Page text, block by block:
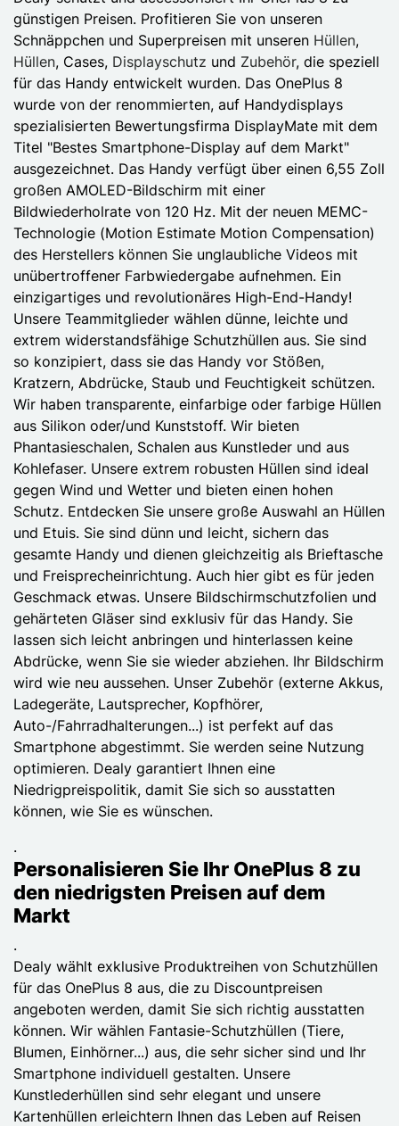
günstigen Preisen. Profitieren Sie von unseren
Schnäppchen und Superpreisen mit unseren Hüllen,
Hüllen, Cases, Displayschutz und Zubehör, die speziell
für das Handy entwickelt wurden. Das OnePlus 8
wurde von der renommierten, auf Handydisplays
spezialisierten Bewertungsfirma DisplayMate mit dem
Titel "Bestes Smartphone-Display auf dem Markt"
ausgezeichnet. Das Handy verfügt über einen 6,55 Zoll
großen AMOLED-Bildschirm mit einer
Bildwiederholrate von 120 Hz. Mit der neuen MEMC-
Technologie (Motion Estimate Motion Compensation)
des Herstellers können Sie unglaubliche Videos mit
unübertroffener Farbwiedergabe aufnehmen. Ein
einzigartiges und revolutionäres High-End-Handy!
Unsere Teammitglieder wählen dünne, leichte und
extrem widerstandsfähige Schutzhüllen aus. Sie sind
so konzipiert, dass sie das Handy vor Stößen,
Kratzern, Abdrücke, Staub und Feuchtigkeit schützen.
Wir haben transparente, einfarbige oder farbige Hüllen
aus Silikon oder/und Kunststoff. Wir bieten
Phantasieschalen, Schalen aus Kunstleder und aus
Kohlefaser. Unsere extrem robusten Hüllen sind ideal
gegen Wind und Wetter und bieten einen hohen
Schutz. Entdecken Sie unsere große Auswahl an Hüllen
und Etuis. Sie sind dünn und leicht, sichern das
gesamte Handy und dienen gleichzeitig als Brieftasche
und Freisprecheinrichtung. Auch hier gibt es für jeden
Geschmack etwas. Unsere Bildschirmschutzfolien und
gehärteten Gläser sind exklusiv für das Handy. Sie
lassen sich leicht anbringen und hinterlassen keine
Abdrücke, wenn Sie sie wieder abziehen. Ihr Bildschirm
wird wie neu aussehen. Unser Zubehör (externe Akkus,
Ladegeräte, Lautsprecher, Kopfhörer,
Auto-/Fahrradhalterungen...) ist perfekt auf das
Smartphone abgestimmt. Sie werden seine Nutzung
optimieren. Dealy garantiert Ihnen eine
Niedrigpreispolitik, damit Sie sich so ausstatten
können, wie Sie es wünschen.
.
Personalisieren Sie Ihr OnePlus 8 zu
den niedrigsten Preisen auf dem
Markt
.
Dealy wählt exklusive Produktreihen von Schutzhüllen
für das OnePlus 8 aus, die zu Discountpreisen
angeboten werden, damit Sie sich richtig ausstatten
können. Wir wählen Fantasie-Schutzhüllen (Tiere,
Blumen, Einhörner...) aus, die sehr sicher sind und Ihr
Smartphone individuell gestalten. Unsere
Kunstlederhüllen sind sehr elegant und unsere
Kartenhüllen erleichtern Ihnen das Leben auf Reisen